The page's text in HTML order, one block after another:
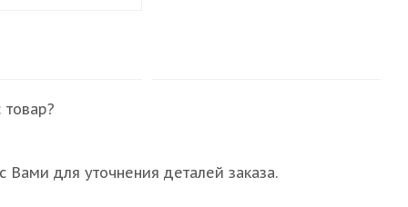
для уточнения деталей заказа.